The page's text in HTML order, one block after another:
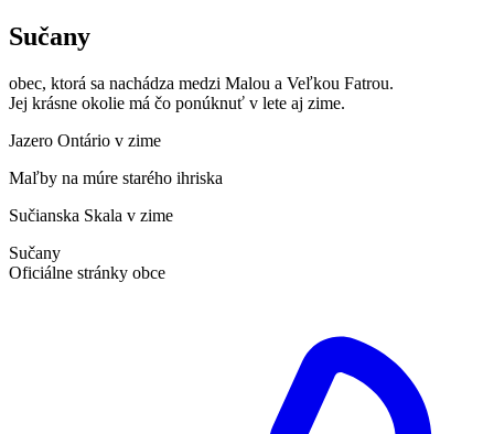
Sučany
obec, ktorá sa nachádza medzi Malou a Veľkou Fatrou.
Jej krásne okolie má čo ponúknuť v lete aj zime.
Jazero Ontário v zime
Maľby na múre starého ihriska
Sučianska Skala v zime
Sučany
Oficiálne stránky obce